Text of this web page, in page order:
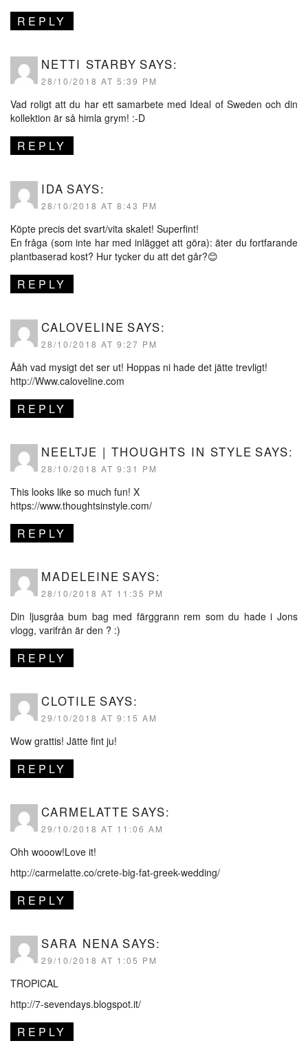
REPLY
NETTI STARBY SAYS:
28/10/2018 AT 5:39 PM
Vad roligt att du har ett samarbete med Ideal of Sweden och din
kollektion är så himla grym! :-D
REPLY
IDA SAYS:
28/10/2018 AT 8:43 PM
Köpte precis det svart/vita skalet! Superfint!
En fråga (som inte har med inlägget att göra): äter du fortfarande
plantbaserad kost? Hur tycker du att det går?😊
REPLY
CALOVELINE SAYS:
28/10/2018 AT 9:27 PM
Ååh vad mysigt det ser ut! Hoppas ni hade det jätte trevligt!
http://Www.caloveline.com
REPLY
NEELTJE | THOUGHTS IN STYLE SAYS:
28/10/2018 AT 9:31 PM
This looks like so much fun! X
https://www.thoughtsinstyle.com/
REPLY
MADELEINE SAYS:
28/10/2018 AT 11:35 PM
Din ljusgråa bum bag med färggrann rem som du hade i Jons
vlogg, varifrån är den ? :)
REPLY
CLOTILE SAYS:
29/10/2018 AT 9:15 AM
Wow grattis! Jätte fint ju!
REPLY
CARMELATTE SAYS:
29/10/2018 AT 11:06 AM
Ohh wooow!Love it!
http://carmelatte.co/crete-big-fat-greek-wedding/
REPLY
SARA NENA SAYS:
29/10/2018 AT 1:05 PM
TROPICAL
http://7-sevendays.blogspot.it/
REPLY